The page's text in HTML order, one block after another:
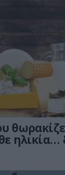
ηλικία…